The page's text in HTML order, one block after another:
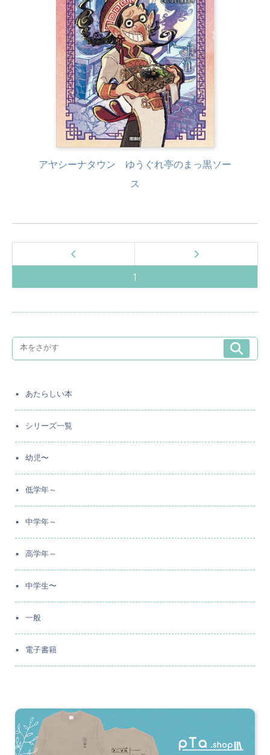
アヤシーナタウン ゆうぐれ亭のまっ黒ソー
ス
1
あたらしい本
シリーズ一覧
幼児〜
低学年～
中学年～
高学年～
中学生〜
一般
電子書籍